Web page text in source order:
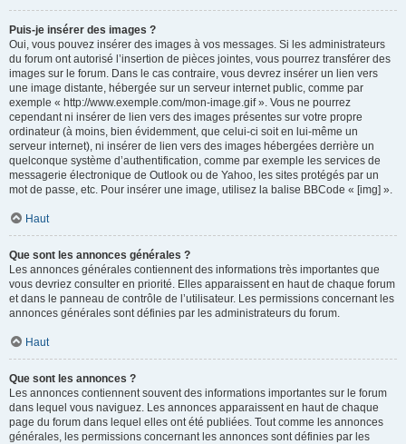
Puis-je insérer des images ?
Oui, vous pouvez insérer des images à vos messages. Si les administrateurs
du forum ont autorisé l’insertion de pièces jointes, vous pourrez transférer des
images sur le forum. Dans le cas contraire, vous devrez insérer un lien vers
une image distante, hébergée sur un serveur internet public, comme par
exemple « http://www.exemple.com/mon-image.gif ». Vous ne pourrez
cependant ni insérer de lien vers des images présentes sur votre propre
ordinateur (à moins, bien évidemment, que celui-ci soit en lui-même un
serveur internet), ni insérer de lien vers des images hébergées derrière un
quelconque système d’authentification, comme par exemple les services de
messagerie électronique de Outlook ou de Yahoo, les sites protégés par un
mot de passe, etc. Pour insérer une image, utilisez la balise BBCode « [img] ».
Haut
Que sont les annonces générales ?
Les annonces générales contiennent des informations très importantes que
vous devriez consulter en priorité. Elles apparaissent en haut de chaque forum
et dans le panneau de contrôle de l’utilisateur. Les permissions concernant les
annonces générales sont définies par les administrateurs du forum.
Haut
Que sont les annonces ?
Les annonces contiennent souvent des informations importantes sur le forum
dans lequel vous naviguez. Les annonces apparaissent en haut de chaque
page du forum dans lequel elles ont été publiées. Tout comme les annonces
générales, les permissions concernant les annonces sont définies par les